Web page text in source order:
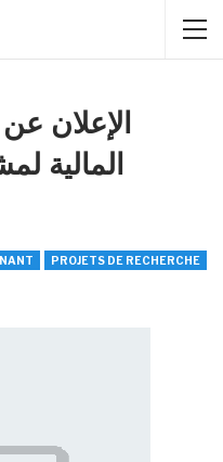
المالية
PROJETS DE RECHERCHE